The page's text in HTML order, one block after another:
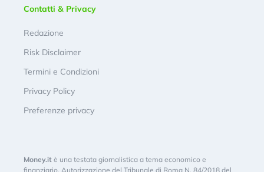
Contatti & Privacy
Redazione
Risk Disclaimer
Termini e Condizioni
Privacy Policy
Preferenze privacy
Money.it è una testata giornalistica a tema economico e
finanziario. Autorizzazione del Tribunale di Roma N. 84/2018 del